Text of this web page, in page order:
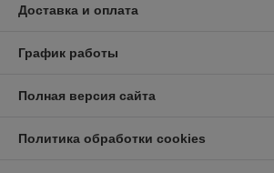
Доставка и оплата
График работы
Полная версия сайта
Политика обработки cookies